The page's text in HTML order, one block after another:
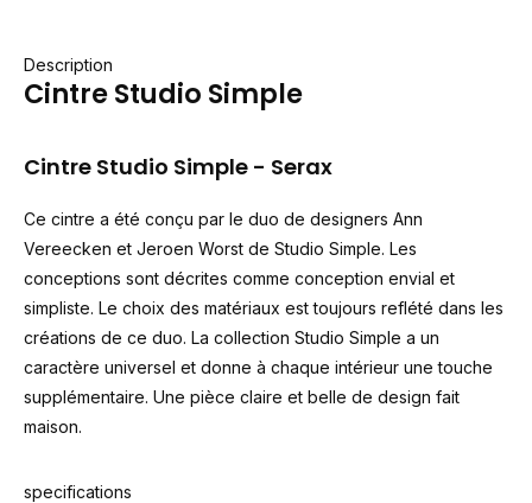
Description
Cintre Studio Simple
Cintre Studio Simple - Serax
Ce cintre a été conçu par le duo de designers Ann
Vereecken et Jeroen Worst de Studio Simple. Les
conceptions sont décrites comme conception envial et
simpliste. Le choix des matériaux est toujours reflété dans les
créations de ce duo. La collection Studio Simple a un
caractère universel et donne à chaque intérieur une touche
supplémentaire. Une pièce claire et belle de design fait
maison.
specifications